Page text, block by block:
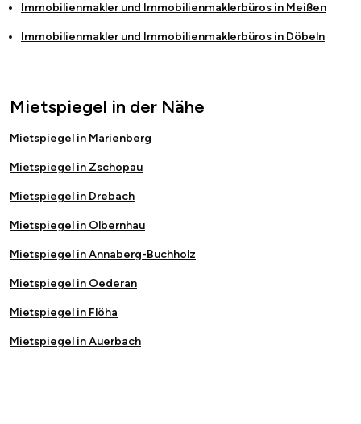
Immobilienmakler und Immobilienmaklerbüros in Meißen
Immobilienmakler und Immobilienmaklerbüros in Döbeln
Mietspiegel in der Nähe
Mietspiegel in Marienberg
Mietspiegel in Zschopau
Mietspiegel in Drebach
Mietspiegel in Olbernhau
Mietspiegel in Annaberg-Buchholz
Mietspiegel in Oederan
Mietspiegel in Flöha
Mietspiegel in Auerbach